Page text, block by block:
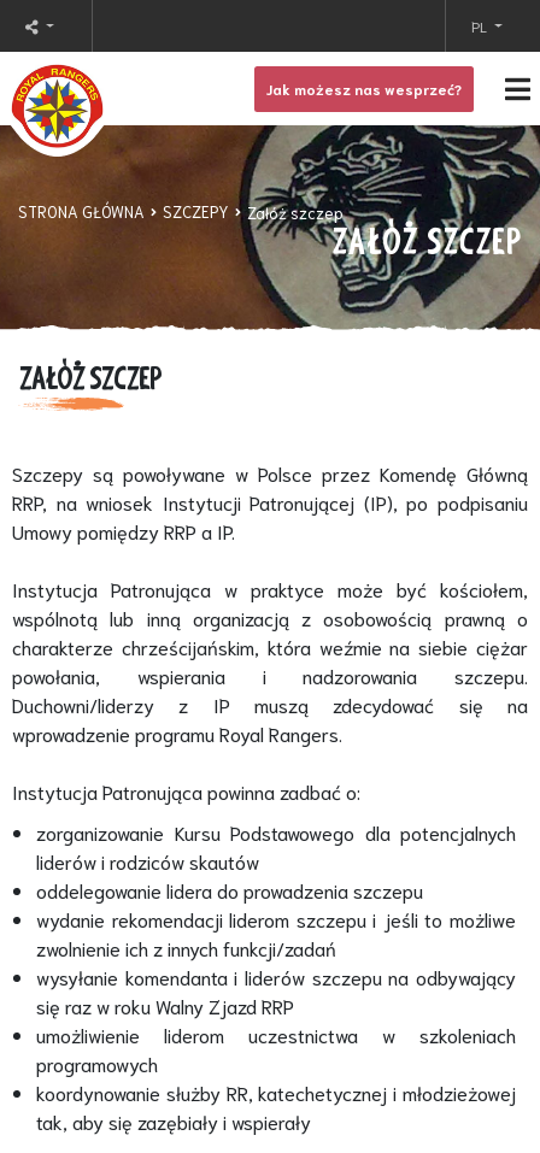
PL
Jak możesz nas wesprzeć?
SZCZEPY
STRONA GŁÓWNA Załóż szczep
ZAŁÓŻ SZCZEP
ZAŁÓŻ SZCZEP
Szczepy są powoływane w Polsce przez Komendę Główną
RRP, na wniosek Instytucji Patronującej (IP), po podpisaniu
Umowy pomiędzy RRP a IP.
Instytucja Patronująca w praktyce może być kościołem,
wspólnotą lub inną organizacją z osobowością prawną o
charakterze chrześcijańskim, która weźmie na siebie ciężar
powołania, wspierania i nadzorowania szczepu.
Duchowni/liderzy z IP muszą zdecydować się na
wprowadzenie programu Royal Rangers.
Instytucja Patronująca powinna zadbać o:
zorganizowanie Kursu Podstawowego dla potencjalnych
liderów i rodziców skautów
oddelegowanie lidera do prowadzenia szczepu
wydanie rekomendacji liderom szczepu i jeśli to możliwe
zwolnienie ich z innych funkcji/zadań
wysyłanie komendanta i liderów szczepu na odbywający
się raz w roku Walny Zjazd RRP
umożliwienie liderom uczestnictwa w szkoleniach
programowych
koordynowanie służby RR, katechetycznej i młodzieżowej
tak, aby się zazębiały i wspierały